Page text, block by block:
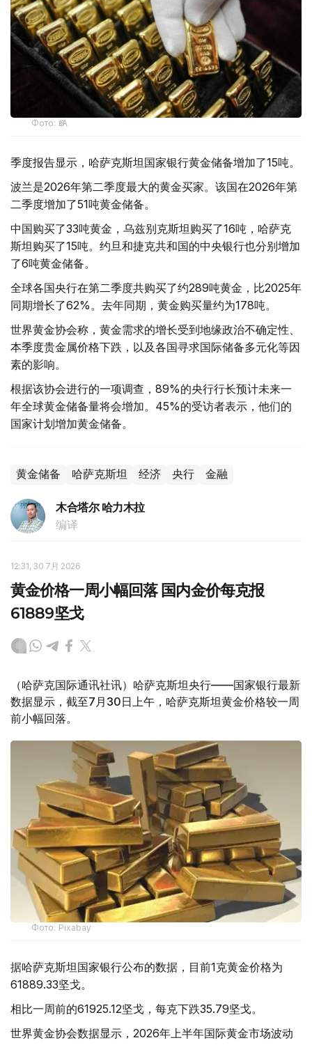
Фото: ӨзА
季度报告显示，哈萨克斯坦国家银行黄金储备增加了15吨。
波兰是2026年第二季度最大的黄金买家。该国在2026年第
二季度增加了51吨黄金储备。
中国购买了33吨黄金，乌兹别克斯坦购买了16吨，哈萨克
斯坦购买了15吨。约旦和捷克共和国的中央银行也分别增加
了6吨黄金储备。
全球各国央行在第二季度共购买了约289吨黄金，比2025年
同期增长了62%。去年同期，黄金购买量约为178吨。
世界黄金协会称，黄金需求的增长受到地缘政治不确定性、
本季度贵金属价格下跌，以及各国寻求国际储备多元化等因
素的影响。
根据该协会进行的一项调查，89%的央行行长预计未来一
年全球黄金储备量将会增加。45%的受访者表示，他们的
国家计划增加黄金储备。
黄金储备 哈萨克斯坦 经济 央行 金融
木合塔尔 哈力木拉
编译
12:31, 30 7月 2026
黄金价格一周小幅回落 国内金价每克报
61889坚戈
（哈萨克国际通讯社讯）哈萨克斯坦央行——国家银行最新
数据显示，截至7月30日上午，哈萨克斯坦黄金价格较一周
前小幅回落。
Фото: Pixabay
据哈萨克斯坦国家银行公布的数据，目前1克黄金价格为
61889.33坚戈。
相比一周前的61925.12坚戈，每克下跌35.79坚戈。
世界黄金协会数据显示，2026年上半年国际黄金市场波动